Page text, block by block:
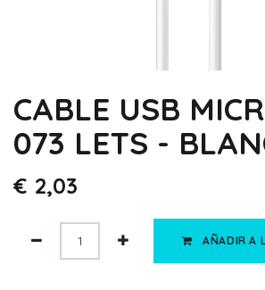
CABLE USB
073 LETS -
€ 2,03
AÑADIR A